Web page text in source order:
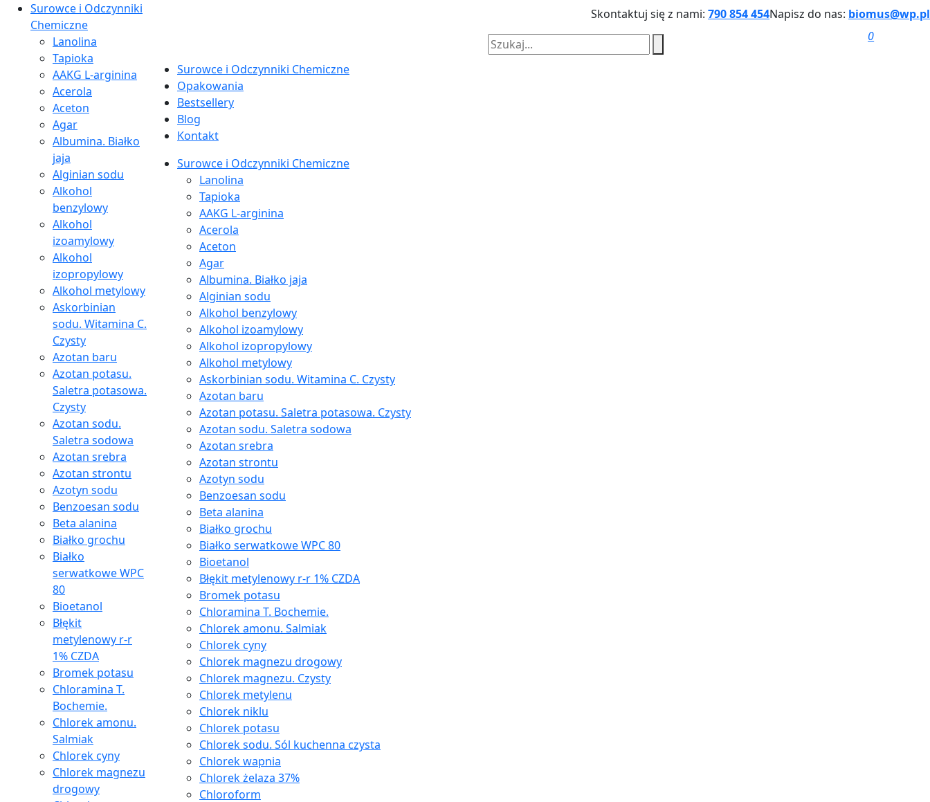
Surowce i Odczynniki
Chemiczne
Lanolina
Tapioka
AAKG L-arginina
Acerola
Aceton
Agar
Albumina. Białko
jaja
Alginian sodu
Alkohol
benzylowy
Alkohol
izoamylowy
Alkohol
izopropylowy
Alkohol metylowy
Askorbinian
sodu. Witamina C.
Czysty
Azotan baru
Azotan potasu.
Saletra potasowa.
Czysty
Azotan sodu.
Saletra sodowa
Azotan srebra
Azotan strontu
Azotyn sodu
Benzoesan sodu
Beta alanina
Białko grochu
Białko
serwatkowe WPC
80
Bioetanol
Błękit
metylenowy r-r
1% CZDA
Bromek potasu
Chloramina T.
Bochemie.
Chlorek amonu.
Salmiak
Chlorek cyny
Chlorek magnezu
drogowy
Skontaktuj się z nami: 790 854 454Napisz do nas: biomus@wp.pl
0
Surowce i Odczynniki Chemiczne
Opakowania
Bestsellery
Blog
Kontakt
Surowce i Odczynniki Chemiczne
Lanolina
Tapioka
AAKG L-arginina
Acerola
Aceton
Agar
Albumina. Białko jaja
Alginian sodu
Alkohol benzylowy
Alkohol izoamylowy
Alkohol izopropylowy
Alkohol metylowy
Askorbinian sodu. Witamina C. Czysty
Azotan baru
Azotan potasu. Saletra potasowa. Czysty
Azotan sodu. Saletra sodowa
Azotan srebra
Azotan strontu
Azotyn sodu
Benzoesan sodu
Beta alanina
Białko grochu
Białko serwatkowe WPC 80
Bioetanol
Błękit metylenowy r-r 1% CZDA
Bromek potasu
Chloramina T. Bochemie.
Chlorek amonu. Salmiak
Chlorek cyny
Chlorek magnezu drogowy
Chlorek magnezu. Czysty
Chlorek metylenu
Chlorek niklu
Chlorek potasu
Chlorek sodu. Sól kuchenna czysta
Chlorek wapnia
Chlorek żelaza 37%
Chloroform